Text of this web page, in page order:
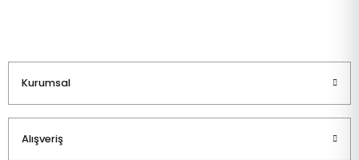
Kurumsal
Alışveriş